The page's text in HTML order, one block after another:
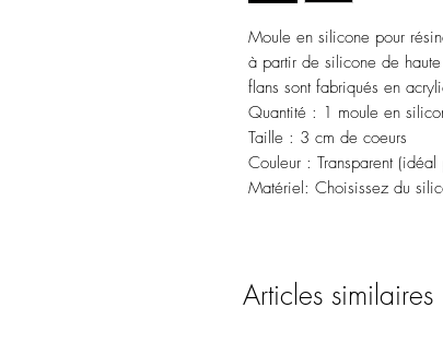
Moule en silicone pour
à partir de silicone de
flans sont fabriqués en
Quantité : 1 moule en
Taille : 3 cm de coeurs
Couleur : Transparent
Matériel: Choisissez du
Articles similaires